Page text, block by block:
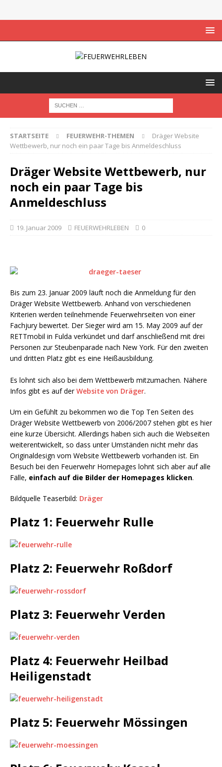
STARTSEITE FEUERWEHR-THEMEN
Dräger Website
Wettbewerb, nur noch ein paar Tage bis Anmeldeschluss
Dräger Website Wettbewerb, nur
noch ein paar Tage bis
Anmeldeschluss
19. Januar 2009 FEUERWEHRLEBEN 0
Bis zum 23. Januar 2009 läuft noch die Anmeldung für den
Dräger Website Wettbewerb. Anhand von verschiedenen
Kriterien werden teilnehmende Feuerwehrseiten von einer
Fachjury bewertet. Der Sieger wird am 15. May 2009 auf der
RETTmobil in Fulda verkündet und darf anschließend mit drei
Personen zur Steubenparade nach New York. Für den zweiten
und dritten Platz gibt es eine Heißausbildung.
Es lohnt sich also bei dem Wettbewerb mitzumachen. Nähere
Infos gibt es auf derWebsite von Dräger.
Um ein Gefühlt zu bekommen wo die Top Ten Seiten des
Dräger Website Wettbewerb von 2006/2007 stehen gibt es hier
eine kurze Übersicht. Allerdings haben sich auch die Webseiten
weiterentwickelt, so dass unter Umständen nicht mehr das
Originaldesign vom Website Wettbewerb vorhanden ist. Ein
Besuch bei den Feuerwehr Homepages lohnt sich aber auf alle
Fälle, einfach auf die Bilder der Homepages klicken.
Bildquelle Teaserbild: Dräger
Platz 1: Feuerwehr Rulle
Platz 2: Feuerwehr Roßdorf
Platz 3: Feuerwehr Verden
Platz 4: Feuerwehr Heilbad
Heiligenstadt
Platz 5: Feuerwehr Mössingen